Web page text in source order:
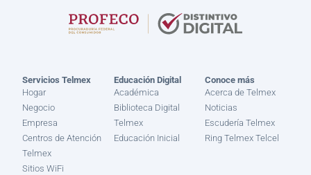
Servicios Telmex
Hogar
Negocio
Empresa
Centros de Atención
Telmex
Sitios WiFi
Educación Digital
Académica
Biblioteca Digital
Telmex
Educación Inicial
Conoce más
Acerca de Telmex
Noticias
Escudería Telmex
Ring Telmex Telcel